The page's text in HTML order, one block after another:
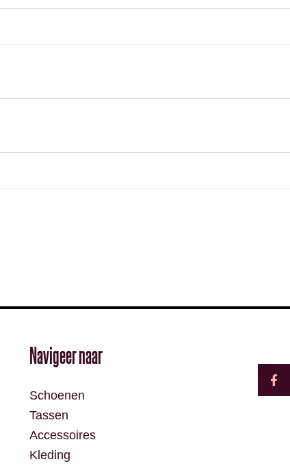
Navigeer naar
Schoenen
Tassen
Accessoires
Kleding
c
e
b